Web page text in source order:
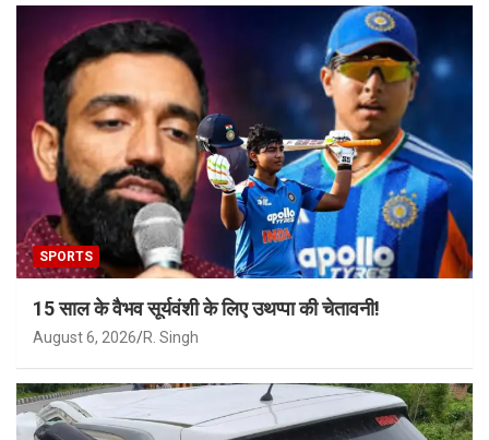
SPORTS
15 साल के वैभव सूर्यवंशी के लिए उथप्पा की चेतावनी!
August 6, 2026 R. Singh